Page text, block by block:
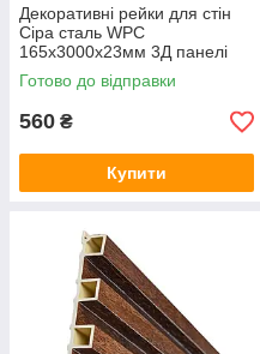
Декоративні рейки для стін
Сіра сталь WPC
165х3000х23мм 3Д панелі
стінові вертикальні композит
Готово до відправки
560 ₴
Купити